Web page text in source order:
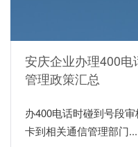
安庆企业办理400
管理政策汇总
办400电话时碰到号段
卡到相关通信管理部门...